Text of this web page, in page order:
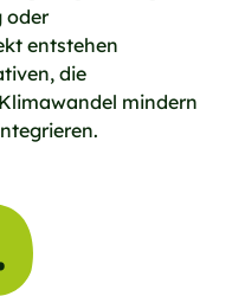
oder
entstehen
die
mindern